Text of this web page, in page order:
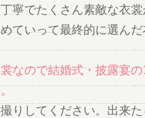
寧でたくさん素敵な衣
ていって最終的に選ん
ので結婚式・披露宴の
りしてください。出来